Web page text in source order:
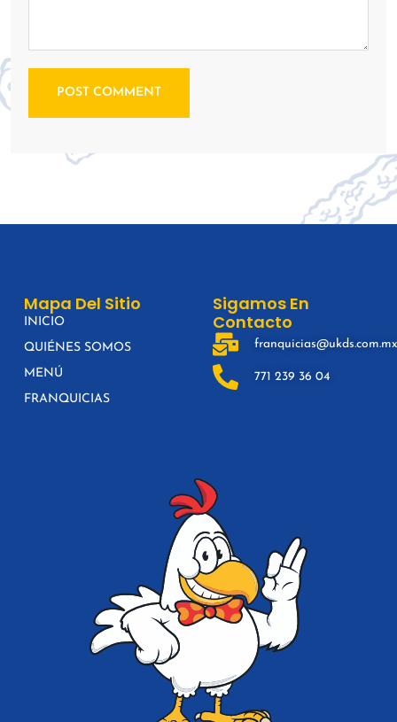
POST COMMENT
Mapa Del Sitio
INICIO
QUIÉNES SOMOS
MENÚ
FRANQUICIAS
Sigamos En
Contacto
771 239 36 04